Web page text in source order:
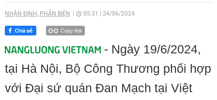
NHẬN ĐỊNH, PHẢN BIỆN 05:31 24/06/2024
Copy link
- Ngày 19/6/2024,
tại Hà Nội, Bộ Công Thương phối hợp
với Đại sứ quán Đan Mạch tại Việt